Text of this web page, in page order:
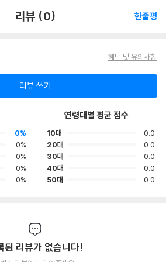
리뷰 (0) 한줄평
혜택 및 유의사항
리뷰 쓰기
0%
0%
0%
0%
0%
연령대별 평균 점수
10대
0.0
20대
0.0
30대
0.0
40대
0.0
50대
0.0
된 리뷰가 없습니다!